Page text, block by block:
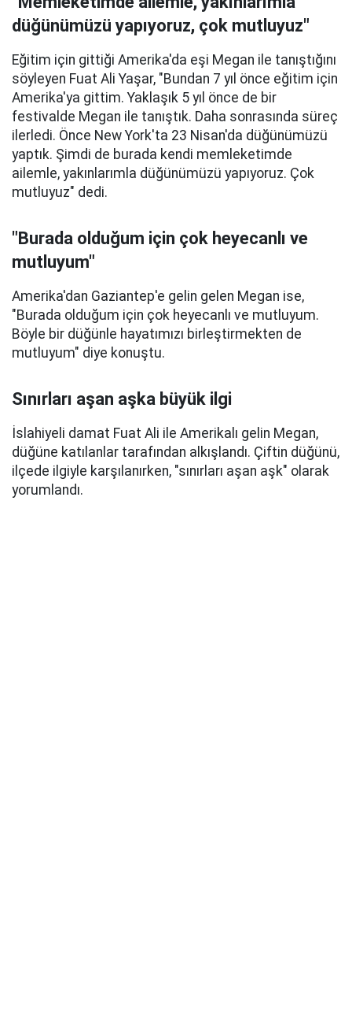
düğünümüzü yapıyoruz, çok mutluyuz"
Eğitim için gittiği Amerika'da eşi Megan ile tanıştığını
söyleyen Fuat Ali Yaşar, "Bundan 7 yıl önce eğitim için
Amerika'ya gittim. Yaklaşık 5 yıl önce de bir
festivalde Megan ile tanıştık. Daha sonrasında süreç
ilerledi. Önce New York'ta 23 Nisan'da düğünümüzü
yaptık. Şimdi de burada kendi memleketimde
ailemle, yakınlarımla düğünümüzü yapıyoruz. Çok
mutluyuz" dedi.
"Burada olduğum için çok heyecanlı ve
mutluyum"
Amerika'dan Gaziantep'e gelin gelen Megan ise,
"Burada olduğum için çok heyecanlı ve mutluyum.
Böyle bir düğünle hayatımızı birleştirmekten de
mutluyum" diye konuştu.
Sınırları aşan aşka büyük ilgi
İslahiyeli damat Fuat Ali ile Amerikalı gelin Megan,
düğüne katılanlar tarafından alkışlandı. Çiftin düğünü,
ilçede ilgiyle karşılanırken, "sınırları aşan aşk" olarak
yorumlandı.